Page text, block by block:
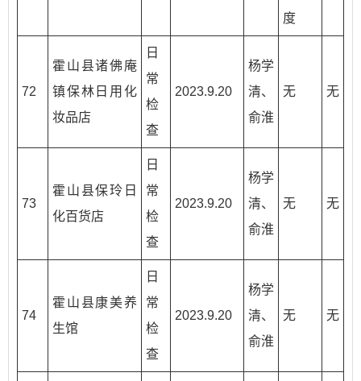
度
72
霍山县诸佛庵
镇保林日用化
妆品店
日
常
检
查
2023.9.20
杨学
清、
俞淮
无 无
73
霍山县保玲日
化百货店
日
常
检
查
2023.9.20
杨学
清、
俞淮
无 无
74
霍山县康美养
生馆
日
常
检
查
2023.9.20
杨学
清、
俞淮
无 无